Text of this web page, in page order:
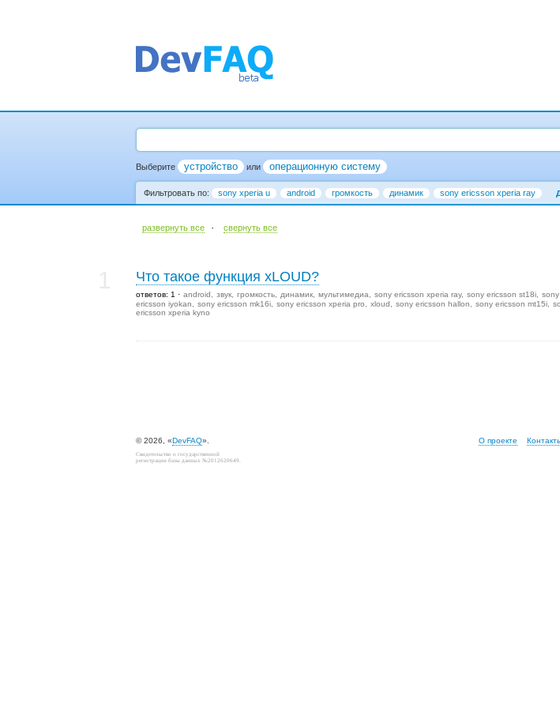
Выберите устройство или операционную систему
Фильтровать по: sony xperia u android громкость динамик sony ericsson xperia ray
развернуть все · cвернуть все
Что такое функция xLOUD?
ответов: 1 android звук громкость динамик мультимедиа sony ericsson xperia ray sony ericsson st18i
ericsson iyokan
sony ericsson mk16i sony ericsson xperia pro xloud sony ericsson hallon sony ericsson mt15i
ericsson xperia kyno
© 2026, «DevFAQ». О проекте
Свидетельство о государственной
регистрации базы данных №2012620649.